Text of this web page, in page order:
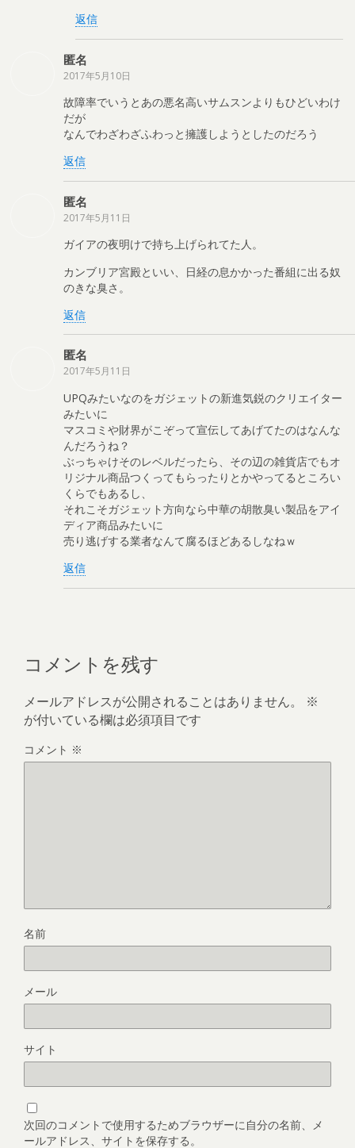
返信
匿名
2017年5月10日
故障率でいうとあの悪名高いサムスンよりもひどいわけ
だが
なんでわざわざふわっと擁護しようとしたのだろう
返信
匿名
2017年5月11日
ガイアの夜明けで持ち上げられてた人。
カンブリア宮殿といい、日経の息かかった番組に出る奴
のきな臭さ。
返信
匿名
2017年5月11日
UPQみたいなのをガジェットの新進気鋭のクリエイター
みたいに
マスコミや財界がこぞって宣伝してあげてたのはなんな
んだろうね？
ぶっちゃけそのレベルだったら、その辺の雑貨店でもオ
リジナル商品つくってもらったりとかやってるところい
くらでもあるし、
それこそガジェット方向なら中華の胡散臭い製品をアイ
ディア商品みたいに
売り逃げする業者なんて腐るほどあるしなねｗ
返信
コメントを残す
メールアドレスが公開されることはありません。
※
が付いている欄は必須項目です
コメント ※
名前
メール
サイト
次回のコメントで使用するためブラウザーに自分の名前、メ
ールアドレス、サイトを保存する。